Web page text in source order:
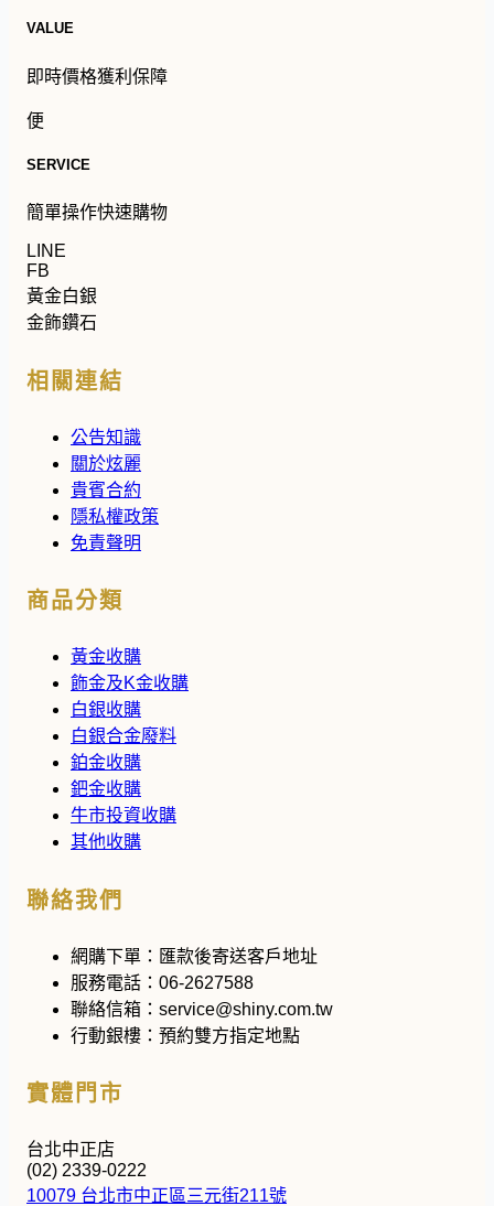
VALUE
即時價格獲利保障
便
SERVICE
簡單操作快速購物
LINE
FB
黃金白銀
金飾鑽石
相關連結
公告知識
關於炫麗
貴賓合約
隱私權政策
免責聲明
商品分類
黃金收購
飾金及K金收購
白銀收購
白銀合金廢料
鉑金收購
鈀金收購
牛市投資收購
其他收購
聯絡我們
網購下單： 匯款後寄送客戶地址
服務電話： 06-2627588
聯絡信箱： service@shiny.com.tw
行動銀樓： 預約雙方指定地點
實體門市
台北中正店
(02) 2339-0222
10079 台北市中正區三元街211號